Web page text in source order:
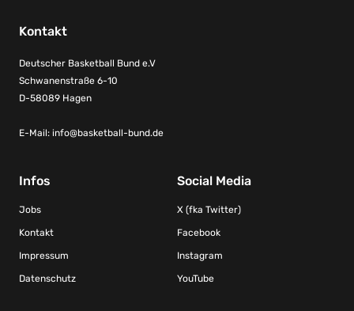
Kontakt
Deutscher Basketball Bund e.V
Schwanenstraße 6-10
D-58089 Hagen
E-Mail: info@basketball-bund.de
Infos
Jobs
Kontakt
Impressum
Datenschutz
Social Media
X (fka Twitter)
Facebook
Instagram
YouTube